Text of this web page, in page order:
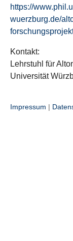
https://
wuerzburg.de/
Kontakt:
Lehrstuhl für
Universität
Impressum |